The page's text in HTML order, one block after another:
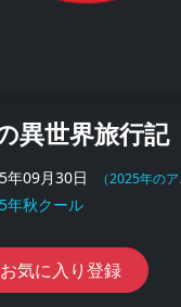
異世界旅行記
年09月30日 （2025年の
年秋クール
気に入り登録